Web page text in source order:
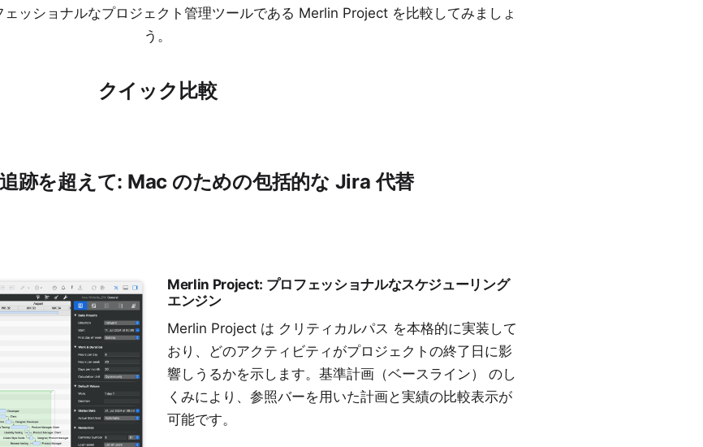
ッショナルなプロジェクト管理ツールである Merlin Project を比較してみましょ
う。
クイック比較
跡を超えて: Mac のための包括的な Jira 代替
Merlin Project: プロフェッショナルなスケジューリング
エンジン
Merlin Project は クリティカルパス を本格的に実装して
おり、どのアクティビティがプロジェクトの終了日に影
響しうるかを示します。 基準計画（ベースライン）
のし
くみにより、参照バーを用いた計画と実績の比較表示が
可能です。